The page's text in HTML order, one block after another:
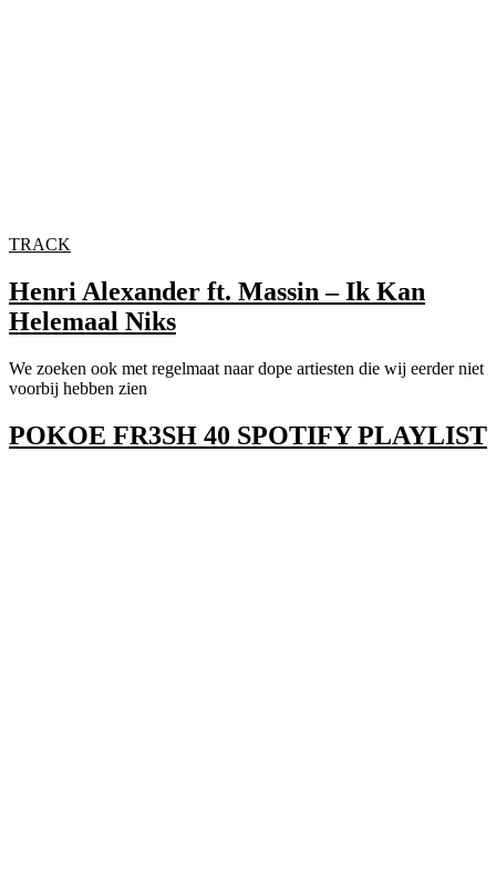
TRACK
Henri Alexander ft. Massin – Ik Kan
Helemaal Niks
We zoeken ook met regelmaat naar dope artiesten die wij eerder niet
voorbij hebben zien
POKOE FR3SH 40 SPOTIFY PLAYLIST